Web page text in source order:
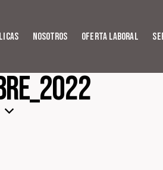
Nosotros Oferta Laboral